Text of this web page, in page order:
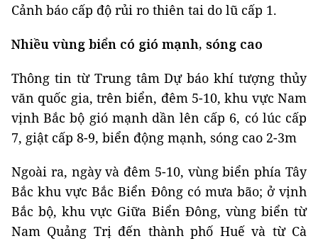
Cảnh báo cấp độ rủi ro thiên tai do lũ cấp 1.
Nhiều vùng biển có gió mạnh, sóng cao
Thông tin từ Trung tâm Dự báo khí tượng thủy
văn quốc gia, trên biển, đêm 5-10, khu vực Nam
vịnh Bắc bộ gió mạnh dần lên cấp 6, có lúc cấp
7, giật cấp 8-9, biển động mạnh, sóng cao 2-3m
Ngoài ra, ngày và đêm 5-10, vùng biển phía Tây
Bắc khu vực Bắc Biển Đông có mưa bão; ở vịnh
Bắc bộ, khu vực Giữa Biển Đông, vùng biển từ
Nam Quảng Trị đến thành phố Huế và từ Cà